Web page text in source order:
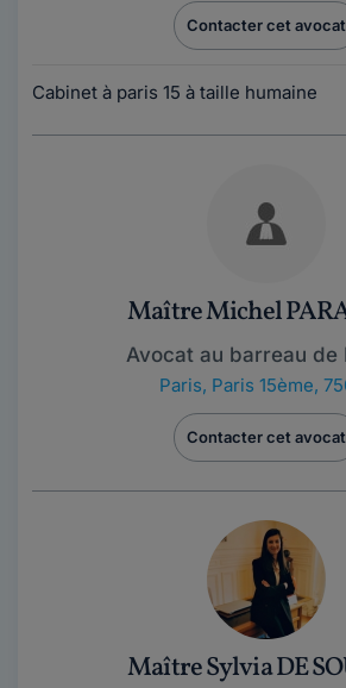
Contacter cet avocat
Cabinet à paris 15 à taille humaine
Maître Michel
Avocat au barreau de
Paris, Paris 15ème,
Contacter cet avocat
Maître Sylvia DE